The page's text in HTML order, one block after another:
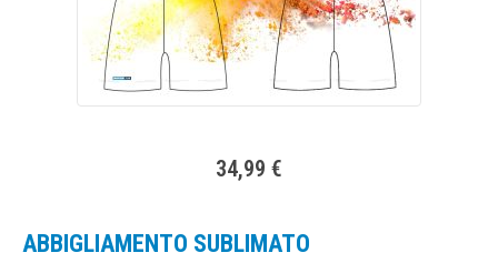
34,99 €
ABBIGLIAMENTO SUBLIMATO